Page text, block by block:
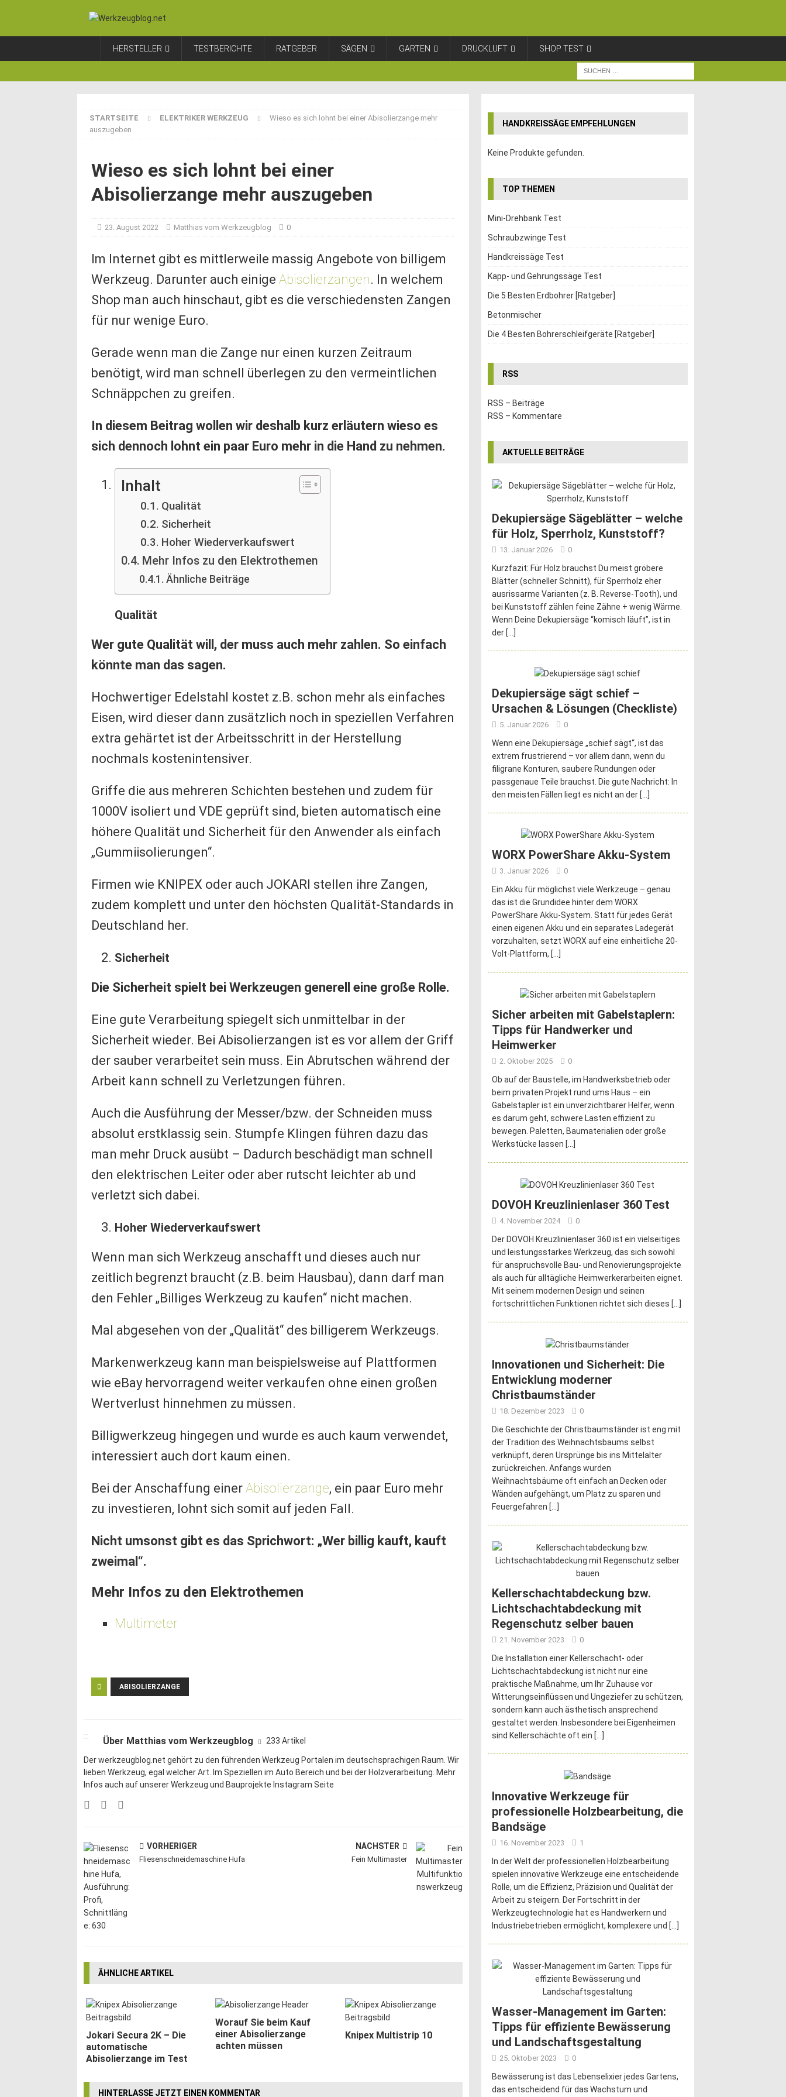
HERSTELLER TESTBERICHTE RATGEBER SÄGEN GARTEN DRUCKLUFT SHOP TEST
STARTSEITE ELEKTRIKER WERKZEUG
Wieso es sich lohnt bei einer Abisolierzange mehr
auszugeben
Wieso es sich lohnt bei einer
Abisolierzange mehr auszugeben
23. August 2022 Matthias vom Werkzeugblog 0
Im Internet gibt es mittlerweile massig Angebote von billigem
Werkzeug. Darunter auch einige Abisolierzangen. In welchem
Shop man auch hinschaut, gibt es die verschiedensten Zangen
für nur wenige Euro.
Gerade wenn man die Zange nur einen kurzen Zeitraum
benötigt, wird man schnell überlegen zu den vermeintlichen
Schnäppchen zu greifen.
In diesem Beitrag wollen wir deshalb kurz erläutern wieso es
sich dennoch lohnt ein paar Euro mehr in die Hand zu nehmen.
Inhalt
Qualität
Sicherheit
Hoher Wiederverkaufswert
Mehr Infos zu den Elektrothemen
Ähnliche Beiträge
Qualität
Wer gute Qualität will, der muss auch mehr zahlen. So einfach
könnte man das sagen.
Hochwertiger Edelstahl kostet z.B. schon mehr als einfaches
Eisen, wird dieser dann zusätzlich noch in speziellen Verfahren
extra gehärtet ist der Arbeitsschritt in der Herstellung
nochmals kostenintensiver.
Griffe die aus mehreren Schichten bestehen und zudem für
1000V isoliert und VDE geprüft sind, bieten automatisch eine
höhere Qualität und Sicherheit für den Anwender als einfach
„Gummiisolierungen“.
Firmen wie KNIPEX oder auch JOKARI stellen ihre Zangen,
zudem komplett und unter den höchsten Qualität-Standards in
Deutschland her.
Sicherheit
Die Sicherheit spielt bei Werkzeugen generell eine große Rolle.
Eine gute Verarbeitung spiegelt sich unmittelbar in der
Sicherheit wieder. Bei Abisolierzangen ist es vor allem der Griff
der sauber verarbeitet sein muss. Ein Abrutschen während der
Arbeit kann schnell zu Verletzungen führen.
Auch die Ausführung der Messer/bzw. der Schneiden muss
absolut erstklassig sein. Stumpfe Klingen führen dazu das
man mehr Druck ausübt – Dadurch beschädigt man schnell
den elektrischen Leiter oder aber rutscht leichter ab und
verletzt sich dabei.
Hoher Wiederverkaufswert
Wenn man sich Werkzeug anschafft und dieses auch nur
zeitlich begrenzt braucht (z.B. beim Hausbau), dann darf man
den Fehler „Billiges Werkzeug zu kaufen“ nicht machen.
Mal abgesehen von der „Qualität“ des billigerem Werkzeugs.
Markenwerkzeug kann man beispielsweise auf Plattformen
wie eBay hervorragend weiter verkaufen ohne einen großen
Wertverlust hinnehmen zu müssen.
Billigwerkzeug hingegen und wurde es auch kaum verwendet,
interessiert auch dort kaum einen.
Bei der Anschaffung einer Abisolierzange, ein paar Euro mehr
zu investieren, lohnt sich somit auf jeden Fall.
Nicht umsonst gibt es das Sprichwort: „Wer billig kauft, kauft
zweimal“.
Mehr Infos zu den Elektrothemen
Multimeter
ABISOLIERZANGE
Über Matthias vom Werkzeugblog 233 Artikel
Der werkzeugblog.net gehört zu den führenden Werkzeug Portalen im deutschsprachigen Raum. Wir
lieben Werkzeug, egal welcher Art. Im Speziellen im Auto Bereich und bei der Holzverarbeitung. Mehr
Infos auch auf unsererWerkzeug und Bauprojekte Instagram Seite
VORHERIGER
Fliesenschneidemaschine Hufa
NÄCHSTER
Fein Multimaster
ÄHNLICHE ARTIKEL
Jokari Secura 2K – Die
automatische
Abisolierzange im Test
Worauf Sie beim Kauf
einer Abisolierzange
achten müssen
Knipex Multistrip 10
HINTERLASSE JETZT EINEN KOMMENTAR
HANDKREISSÄGE EMPFEHLUNGEN
Keine Produkte gefunden.
TOP THEMEN
Mini-Drehbank Test
Schraubzwinge Test
Handkreissäge Test
Kapp- und Gehrungssäge Test
Die 5 Besten Erdbohrer [Ratgeber]
Betonmischer
Die 4 Besten Bohrerschleifgeräte [Ratgeber]
RSS
RSS – Beiträge
RSS – Kommentare
AKTUELLE BEITRÄGE
Dekupiersäge Sägeblätter – welche
für Holz, Sperrholz, Kunststoff?
13. Januar 2026 0
Kurzfazit: Für Holz brauchst Du meist gröbere
Blätter (schneller Schnitt), für Sperrholz eher
ausrissarme Varianten (z. B. Reverse-Tooth), und
bei Kunststoff zählen feine Zähne + wenig Wärme.
Wenn Deine Dekupiersäge “komisch läuft”, ist in
der […]
Dekupiersäge sägt schief –
Ursachen & Lösungen (Checkliste)
5. Januar 2026 0
Wenn eine Dekupiersäge „schief sägt“, ist das
extrem frustrierend – vor allem dann, wenn du
filigrane Konturen, saubere Rundungen oder
passgenaue Teile brauchst. Die gute Nachricht: In
den meisten Fällen liegt es nicht an der […]
WORX PowerShare Akku-System
3. Januar 2026 0
Ein Akku für möglichst viele Werkzeuge – genau
das ist die Grundidee hinter dem WORX
PowerShare Akku-System. Statt für jedes Gerät
einen eigenen Akku und ein separates Ladegerät
vorzuhalten, setzt WORX auf eine einheitliche 20-
Volt-Plattform, […]
Sicher arbeiten mit Gabelstaplern:
Tipps für Handwerker und
Heimwerker
2. Oktober 2025 0
Ob auf der Baustelle, im Handwerksbetrieb oder
beim privaten Projekt rund ums Haus – ein
Gabelstapler ist ein unverzichtbarer Helfer, wenn
es darum geht, schwere Lasten effizient zu
bewegen. Paletten, Baumaterialien oder große
Werkstücke lassen […]
DOVOH Kreuzlinienlaser 360 Test
4. November 2024 0
Der DOVOH Kreuzlinienlaser 360 ist ein vielseitiges
und leistungsstarkes Werkzeug, das sich sowohl
für anspruchsvolle Bau- und Renovierungsprojekte
als auch für alltägliche Heimwerkerarbeiten eignet.
Mit seinem modernen Design und seinen
fortschrittlichen Funktionen richtet sich dieses […]
Innovationen und Sicherheit: Die
Entwicklung moderner
Christbaumständer
18. Dezember 2023 0
Die Geschichte der Christbaumständer ist eng mit
der Tradition des Weihnachtsbaums selbst
verknüpft, deren Ursprünge bis ins Mittelalter
zurückreichen. Anfangs wurden
Weihnachtsbäume oft einfach an Decken oder
Wänden aufgehängt, um Platz zu sparen und
Feuergefahren […]
Kellerschachtabdeckung bzw.
Lichtschachtabdeckung mit
Regenschutz selber bauen
21. November 2023 0
Die Installation einer Kellerschacht- oder
Lichtschachtabdeckung ist nicht nur eine
praktische Maßnahme, um Ihr Zuhause vor
Witterungseinflüssen und Ungeziefer zu schützen,
sondern kann auch ästhetisch ansprechend
gestaltet werden. Insbesondere bei Eigenheimen
sind Kellerschächte oft ein […]
Innovative Werkzeuge für
professionelle Holzbearbeitung, die
Bandsäge
16. November 2023 1
In der Welt der professionellen Holzbearbeitung
spielen innovative Werkzeuge eine entscheidende
Rolle, um die Effizienz, Präzision und Qualität der
Arbeit zu steigern. Der Fortschritt in der
Werkzeugtechnologie hat es Handwerkern und
Industriebetrieben ermöglicht, komplexere und […]
Wasser-Management im Garten:
Tipps für effiziente Bewässerung
und Landschaftsgestaltung
25. Oktober 2023 0
Bewässerung ist das Lebenselixier jedes Gartens,
das entscheidend für das Wachstum und